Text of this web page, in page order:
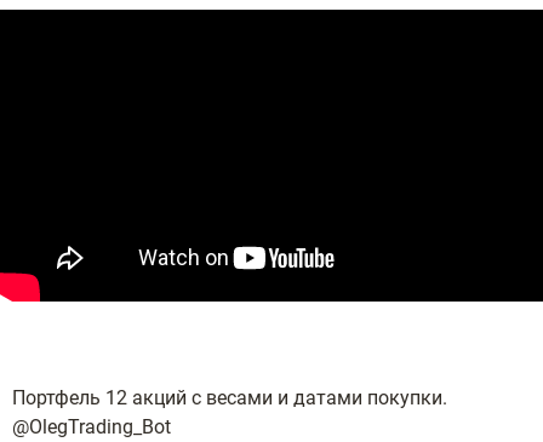
Портфель 12 акций с весами и датами покупки.
@OlegTrading_Bot